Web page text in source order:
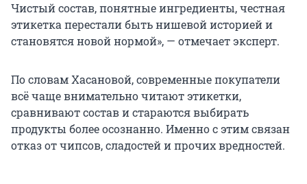
Чистый состав, понятные ингредиенты, честная
этикетка перестали быть нишевой историей и
становятся новой нормой», — отмечает эксперт.
По словам Хасановой, современные покупатели
всё чаще внимательно читают этикетки,
сравнивают состав и стараются выбирать
продукты более осознанно. Именно с этим связан
отказ от чипсов, сладостей и прочих вредностей.